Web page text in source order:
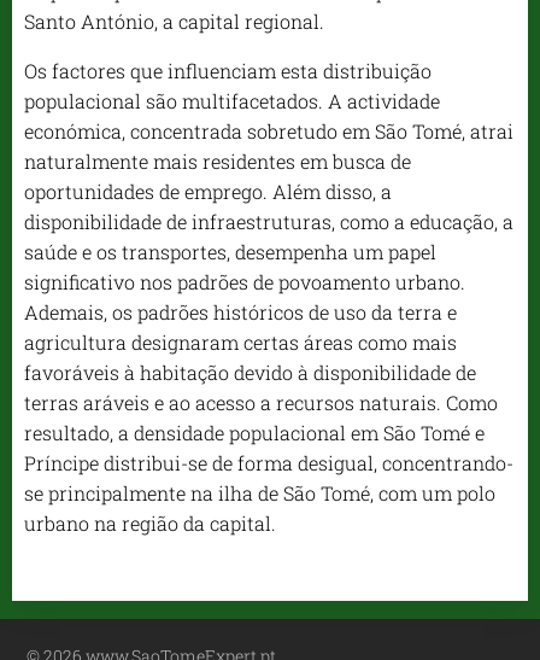
Santo António, a capital regional.
Os factores que influenciam esta distribuição
populacional são multifacetados. A actividade
económica, concentrada sobretudo em São Tomé, atrai
naturalmente mais residentes em busca de
oportunidades de emprego. Além disso, a
disponibilidade de infraestruturas, como a educação, a
saúde e os transportes, desempenha um papel
significativo nos padrões de povoamento urbano.
Ademais, os padrões históricos de uso da terra e
agricultura designaram certas áreas como mais
favoráveis ​​​​à habitação devido à disponibilidade de
terras aráveis ​​​​e ao acesso a recursos naturais. Como
resultado, a densidade populacional em São Tomé e
Príncipe distribui-se de forma desigual, concentrando-
se principalmente na ilha de São Tomé, com um polo
urbano na região da capital.